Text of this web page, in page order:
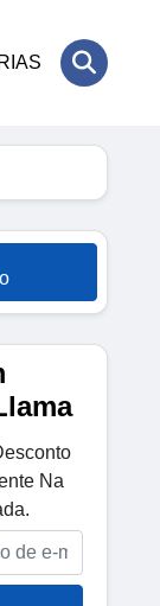
Na